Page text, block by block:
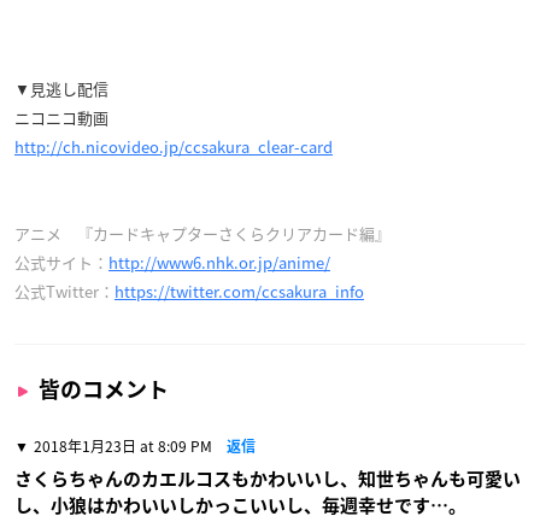
▼見逃し配信
ニコニコ動画
http://ch.nicovideo.jp/ccsakura_clear-card
アニメ 『カードキャプターさくらクリアカード編』
公式サイト： http://www6.nhk.or.jp/anime/
公式Twitter： https://twitter.com/ccsakura_info
皆のコメント
2018年1月23日 at 8:09 PM 返信
さくらちゃんのカエルコスもかわいいし、知世ちゃんも可愛い
し、小狼はかわいいしかっこいいし、毎週幸せです…。